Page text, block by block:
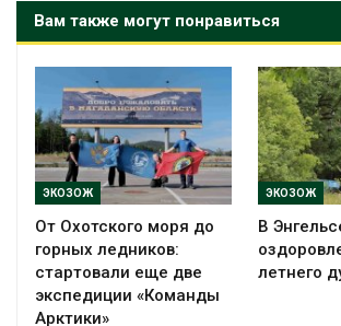
Вам также могут понравиться
ЭКОЗОЖ
От Охотского моря до
горных ледников:
стартовали еще две
экспедиции «Команды
Арктики»
ЭКОЗОЖ
В
летнего